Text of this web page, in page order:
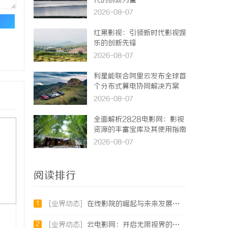
2026-08-07
红果影视：引领新时代影视娱
乐的创新先锋
2026-08-07
利星能联合阿里云发布全球首
个分布式算电协同解决方案
2026-08-07
全面解析2828电影网：影视
资源的丰富宝库及其使用指南
2026-08-07
阅读排行
1 [业界动态] 在线影院的崛起与未来发展趋势深度解析
2 [业界动态] 云电影网：开启无限视界的全新影视体验之旅